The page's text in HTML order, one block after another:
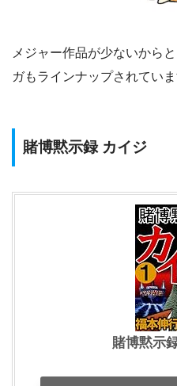
メジャー作品が少ないから
ガもラインナップされていま
賭博黙示録 カイジ
賭博黙示